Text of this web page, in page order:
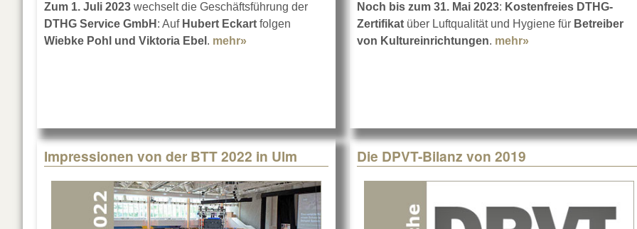
Zum 1. Juli 2023 wechselt die Geschäftsführung der
DTHG Service GmbH : Auf Hubert Eckart folgen
Wiebke Pohl und Viktoria Ebel . mehr» about Neue DTHG-Geschäftsführung
Noch bis zum 31. Mai 2023: Kostenfreies DTHG-
Zertifikat über Luftqualität und Hygiene für Betreiber
von Kultureinrichtungen. mehr»
Impressionen von der BTT 2022 in Ulm Die DPVT-Bilanz von 2019